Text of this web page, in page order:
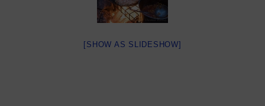
[SHOW AS SLIDESHOW]